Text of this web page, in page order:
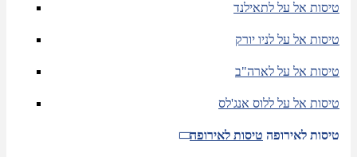
טיסות אל על לתאילנד
טיסות אל על לניו יורק
טיסות אל על לארה"ב
טיסות אל על ללוס אנג'לס
טיסות לאירופה טיסות לאירופה